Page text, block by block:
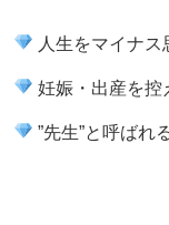
人生をマイナ
妊娠・出産を控
”先生”と呼ばれ